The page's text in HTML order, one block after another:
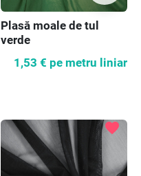
Plasă moale de tul
verde
1,53 € pe metru liniar
favorite